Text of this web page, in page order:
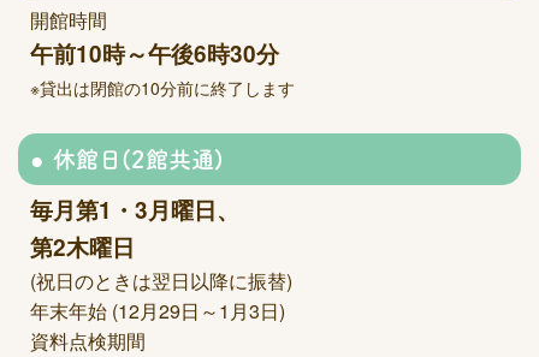
開館時間
午前10時～午後6時30分
※貸出は閉館の10分前に終了します
休館日(2館共通)
毎月第1・3月曜日、
第2木曜日
(祝日のときは翌日以降に振替)
年末年始 (12月29日～1月3日)
資料点検期間